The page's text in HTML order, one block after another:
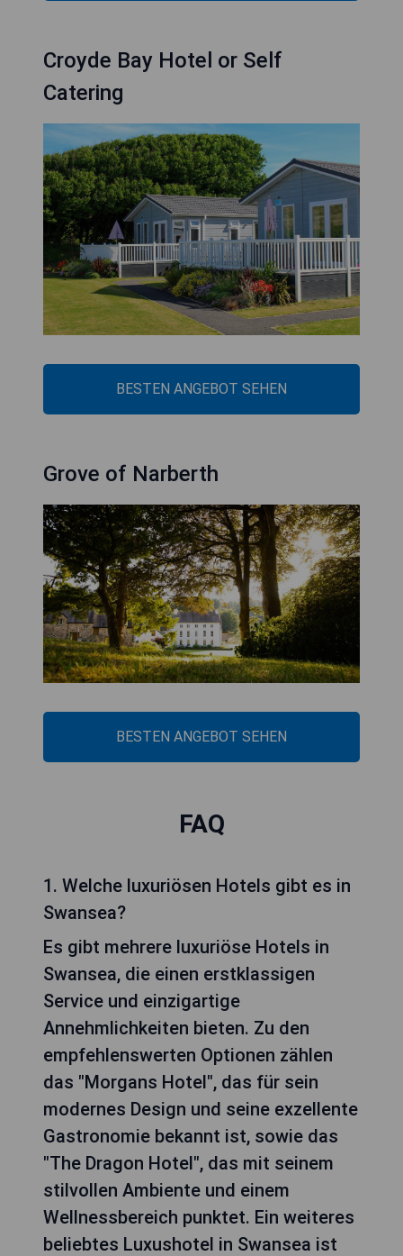
Croyde Bay Hotel or Self
Catering
BESTEN ANGEBOT SEHEN
Grove of Narberth
BESTEN ANGEBOT SEHEN
FAQ
1. Welche luxuriösen Hotels gibt es in
Swansea?
Es gibt mehrere luxuriöse Hotels in
Swansea, die einen erstklassigen
Service und einzigartige
Annehmlichkeiten bieten. Zu den
empfehlenswerten Optionen zählen
das "Morgans Hotel", das für sein
modernes Design und seine exzellente
Gastronomie bekannt ist, sowie das
"The Dragon Hotel", das mit seinem
stilvollen Ambiente und einem
Wellnessbereich punktet. Ein weiteres
beliebtes Luxushotel in Swansea ist